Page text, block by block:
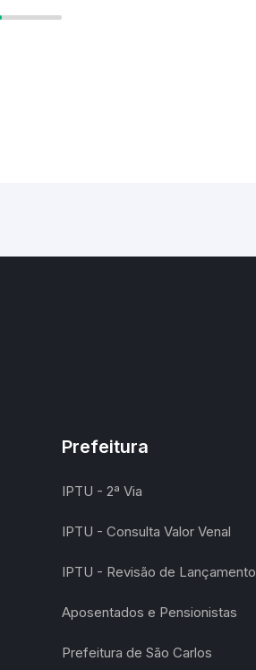
Prefeitura
IPTU - 2ª Via
IPTU - Consulta Valor Venal
IPTU - Revisão de Lançamento
Aposentados e Pensionistas
Prefeitura de São Carlos